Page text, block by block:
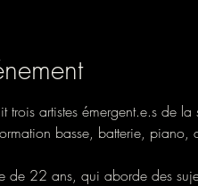
trois artistes émergent.e.s de
basse, batterie,
de 22 ans, qui aborde des